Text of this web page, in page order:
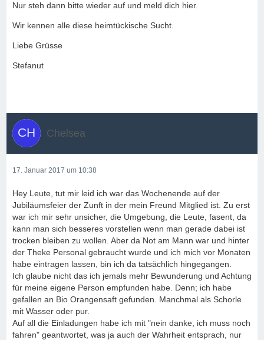
Nur steh dann bitte wieder auf und meld dich hier.
Wir kennen alle diese heimtückische Sucht.
Liebe Grüsse
Stefanut
Chelsea
17. Januar 2017 um 10:38
Hey Leute, tut mir leid ich war das Wochenende auf der
Jubiläumsfeier der Zunft in der mein Freund Mitglied ist. Zu erst
war ich mir sehr unsicher, die Umgebung, die Leute, fasent, da
kann man sich besseres vorstellen wenn man gerade dabei ist
trocken bleiben zu wollen. Aber da Not am Mann war und hinter
der Theke Personal gebraucht wurde und ich mich vor Monaten
habe eintragen lassen, bin ich da tatsächlich hingegangen.
Ich glaube nicht das ich jemals mehr Bewunderung und Achtung
für meine eigene Person empfunden habe. Denn; ich habe
gefallen an Bio Orangensaft gefunden. Manchmal als Schorle
mit Wasser oder pur.
Auf all die Einladungen habe ich mit "nein danke, ich muss noch
fahren" geantwortet, was ja auch der Wahrheit entsprach, nur